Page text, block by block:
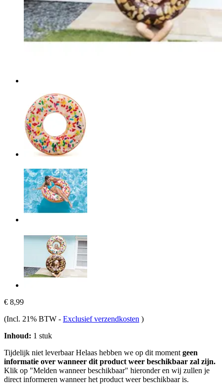
€ 8,99
(Incl. 21% BTW - Exclusief verzendkosten )
Inhoud: 1 stuk
Tijdelijk niet leverbaarHelaas hebben we op dit moment geen
informatie over wanneer dit product weer beschikbaar zal zijn.
Klik op "Melden wanneer beschikbaar" hieronder en wij zullen je
direct informeren wanneer het product weer beschikbaar is.